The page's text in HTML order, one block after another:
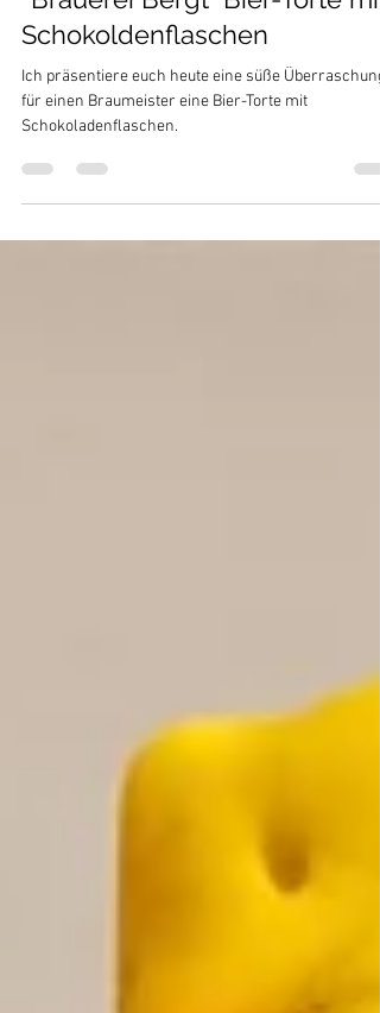
Kerstin Semisch
26. Juli 2024
1 Min. Lesezeit
‘‘Brauerei Bergt" Bier-Torte mit
Schokoldenflaschen
für einen Braumeister eine Bier-Torte mit
Schokoladenflaschen.